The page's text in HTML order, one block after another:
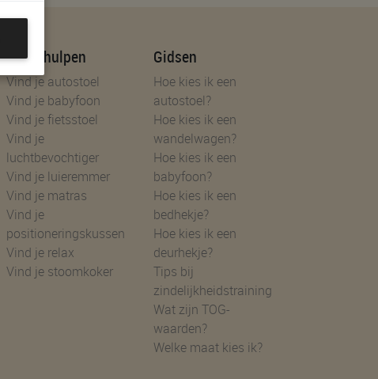
Keuzehulpen
Vind je autostoel
Vind je babyfoon
Vind je fietsstoel
Vind je
luchtbevochtiger
Vind je luieremmer
Vind je matras
Vind je
positioneringskussen
Vind je relax
Vind je stoomkoker
Gidsen
Hoe kies ik een
autostoel?
Hoe kies ik een
wandelwagen?
Hoe kies ik een
babyfoon?
Hoe kies ik een
bedhekje?
Hoe kies ik een
deurhekje?
Tips bij
zindelijkheidstraining
Wat zijn TOG-
waarden?
Welke maat kies ik?